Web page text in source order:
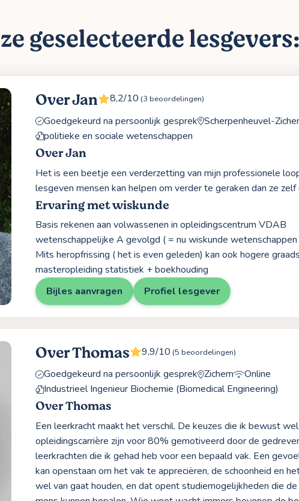
geselecteerde lesgevers:
Over Jan 8,2/10 (3 beoordelingen)
Goedgekeurd na persoonlijk gesprek Scherpenheuvel-
politieke en sociale wetenschappen
Over Jan
Het is een beetje een verderzetting van mijn professionele
lesgeven mensen kan helpen om verder te geraken dan ze zelf
Ervaring met wiskunde
Basis rekenen aan volwassenen in opleidingscentrum VDAB
wetenschappelijke A gevolgd ( = nu wiskunde
Mits heropfrissing ( het is even geleden) kan ook hogere
masteropleiding statistiek + boekhouding
Bijles aanvragen
Profiel lesgever
Over Thomas 9,9/10 (5 beoordelingen)
Goedgekeurd na persoonlijk gesprek Zichem
Online
Industrieel Ingenieur Biochemie (Biomedical Engineering)
Over Thomas
Een leerkracht maakt het verschil. De keuzes die ik bewust
opleidingscarrière zijn voor 80% gemotiveerd door de
leerkrachten die ik gehad heb voor een bepaald vak. Een
kan openstaan om het vak te appreciëren, de schoonheid en
wel van gaat houden, en dat opent studiemogelijkheden die